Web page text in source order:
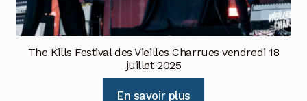
The Kills Festival des Vieilles Charrues vendredi 18
juillet 2025
En savoir plus